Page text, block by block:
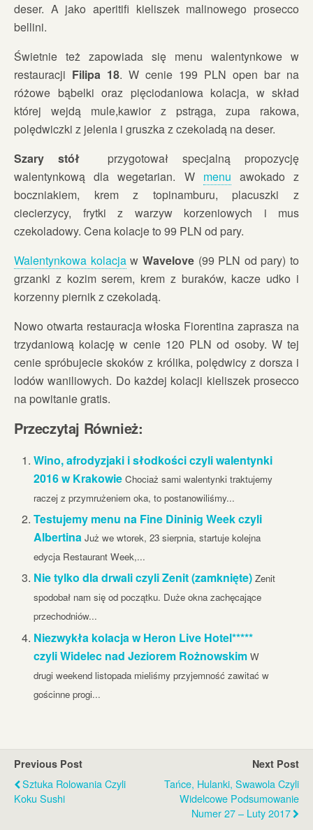
deser. A jako aperitifi kieliszek malinowego prosecco
bellini.
Świetnie też zapowiada się menu walentynkowe w
restauracji Filipa 18. W cenie 199 PLN open bar na
różowe bąbelki oraz pięciodaniowa kolacja, w skład
której wejdą mule,kawior z pstrąga, zupa rakowa,
polędwiczki z jelenia i gruszka z czekoladą na deser.
Szary stół
przygotował specjalną propozycję
walentynkową dla wegetarian. W menu awokado z
boczniakiem, krem z topinamburu, placuszki z
ciecierzycy, frytki z warzyw korzeniowych i mus
czekoladowy. Cena kolacje to 99 PLN od pary.
Walentynkowa kolacjaw Wavelove(99 PLN od pary) to
grzanki z kozim serem, krem z buraków, kacze udko i
korzenny piernik z czekoladą.
Nowo otwarta restauracja włoska Fiorentina zaprasza na
trzydaniową kolację w cenie 120 PLN od osoby. W tej
cenie spróbujecie skoków z królika, polędwicy z dorsza i
lodów waniliowych. Do każdej kolacji kieliszek prosecco
na powitanie gratis.
Przeczytaj Również:
Wino, afrodyzjaki i słodkości czyli walentynki
2016 w Krakowie Chociaż sami walentynki traktujemy
raczej z przymrużeniem oka, to postanowiliśmy...
Testujemy menu na Fine Dininig Week czyli
Albertina Już we wtorek, 23 sierpnia, startuje kolejna
edycja Restaurant Week,...
Nie tylko dla drwali czyli Zenit (zamknięte) Zenit
spodobał nam się od początku. Duże okna zachęcające
przechodniów...
Niezwykła kolacja w Heron Live Hotel*****
czyli Widelec nad Jeziorem Rożnowskim W
drugi weekend listopada mieliśmy przyjemność zawitać w
gościnne progi...
Previous Post
Sztuka Rolowania Czyli
Koku Sushi
Next Post
Tańce, Hulanki, Swawola Czyli
Widelcowe Podsumowanie
Numer 27 – Luty 2017